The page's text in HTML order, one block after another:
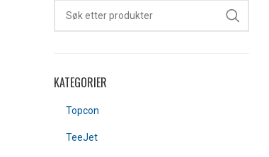
KATEGORIER
Topcon
TeeJet